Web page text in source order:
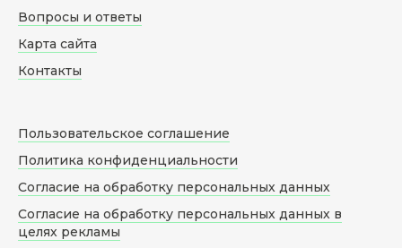
Вопросы и ответы
Карта сайта
Контакты
Пользовательское соглашение
Политика конфиденциальности
Согласие на обработку персональных данных
Согласие на обработку персональных данных в
целях рекламы